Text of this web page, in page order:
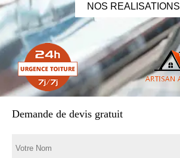
NOS REALISATIONS
Demande de devis gratuit